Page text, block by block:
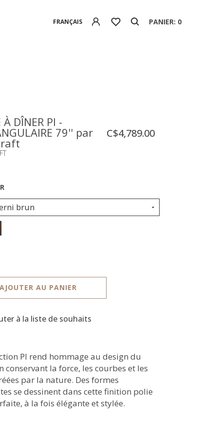
FRANÇAIS PANIER: 0
DÎNER PI -
79'' par C$4,789.00
brun
AU PANIER
à la liste de souhaits
PI rend hommage au design du
conservant la force, les courbes et les
par la nature. Des formes
se dessinent dans cette finition polie
à la fois élégante et stylée.